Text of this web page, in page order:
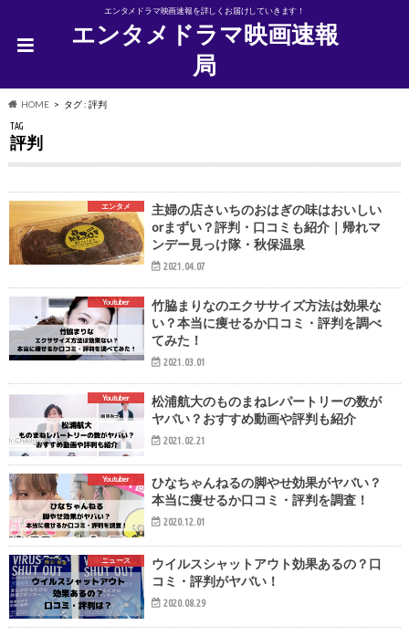
エンタメドラマ映画速報を詳しくお届けしていきます！
エンタメドラマ映画速報
局
HOME タグ : 評判
TAG
評判
エンタメ
主婦の店さいちのおはぎの味はおいしい
orまずい？評判・口コミも紹介｜帰れマ
ンデー見っけ隊・秋保温泉
2021.04.07
Youtuber
竹脇まりなのエクササイズ方法は効果な
い？本当に痩せるか口コミ・評判を調べ
てみた！
2021.03.01
Youtuber
松浦航大のものまねレパートリーの数が
ヤバい？おすすめ動画や評判も紹介
2021.02.21
Youtuber
ひなちゃんねるの脚やせ効果がヤバい？
本当に痩せるか口コミ・評判を調査！
2020.12.01
ニュース
ウイルスシャットアウト効果あるの？口
コミ・評判がヤバい！
2020.08.29